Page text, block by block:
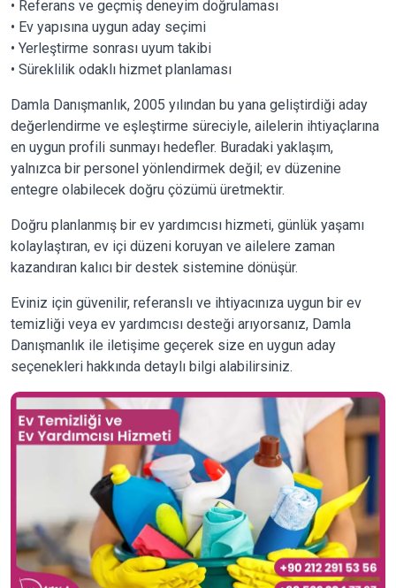
• Referans ve geçmiş deneyim doğrulaması
• Ev yapısına uygun aday seçimi
• Yerleştirme sonrası uyum takibi
• Süreklilik odaklı hizmet planlaması
Damla Danışmanlık, 2005 yılından bu yana geliştirdiği aday
değerlendirme ve eşleştirme süreciyle, ailelerin ihtiyaçlarına
en uygun profili sunmayı hedefler. Buradaki yaklaşım,
yalnızca bir personel yönlendirmek değil; ev düzenine
entegre olabilecek doğru çözümü üretmektir.
Doğru planlanmış bir ev yardımcısı hizmeti, günlük yaşamı
kolaylaştıran, ev içi düzeni koruyan ve ailelere zaman
kazandıran kalıcı bir destek sistemine dönüşür.
Eviniz için güvenilir, referanslı ve ihtiyacınıza uygun bir ev
temizliği veya ev yardımcısı desteği arıyorsanız, Damla
Danışmanlık ile iletişime geçerek size en uygun aday
seçenekleri hakkında detaylı bilgi alabilirsiniz.